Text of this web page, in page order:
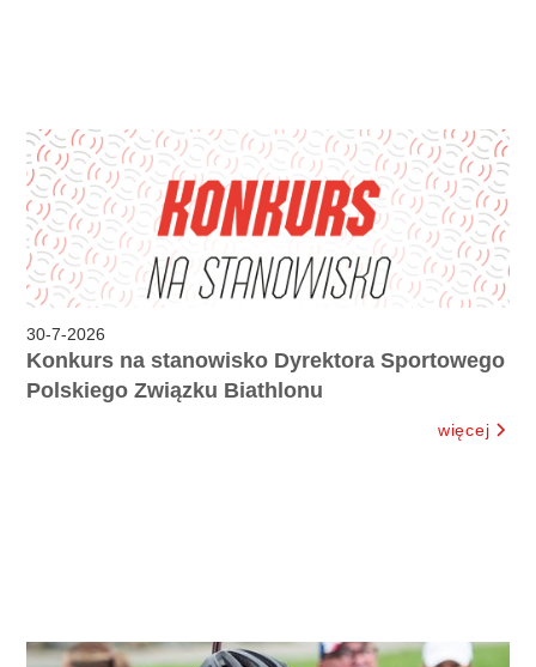
30-7-2026
Konkurs na stanowisko Dyrektora Sportowego
Polskiego Związku Biathlonu
więcej